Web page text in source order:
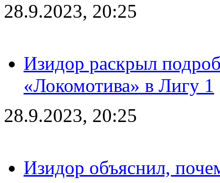
28.9.2023, 20:25
Изидор раскрыл
«Локомотива» в Лигу 1
28.9.2023, 20:25
Изидор объяснил,